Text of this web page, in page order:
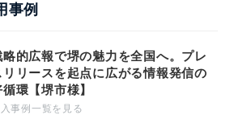
事例
略的広報で堺の魅力を全国へ。プレ
リリースを起点に広がる情報発信の
環【堺市様】
事例一覧を見る